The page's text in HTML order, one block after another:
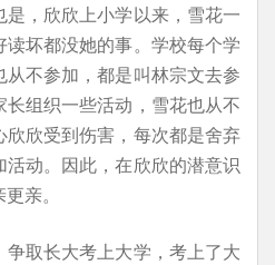
，欣欣上小学以来，雪花一
坏都没她的事。学校每个学
不参加，都是叫林宗文去参
组织一些活动，雪花也从不
欣受到伤害，每次都是舍弃
动。因此，在欣欣的潜意识
亲。
取长大考上大学，考上了大